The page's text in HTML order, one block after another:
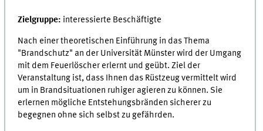
Zielgruppe: interessierte Beschäftigte
Nach einer theoretischen Einführung in das Thema
"Brandschutz" an der Universität Münster wird der Umgang
mit dem Feuerlöscher erlernt und geübt. Ziel der
Veranstaltung ist, dass Ihnen das Rüstzeug vermittelt wird
um in Brandsituationen ruhiger agieren zu können. Sie
erlernen mögliche Entstehungsbränden sicherer zu
begegnen ohne sich selbst zu gefährden.